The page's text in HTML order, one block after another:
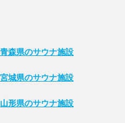
青森県のサウナ施設
宮城県のサウナ施設
山形県のサウナ施設